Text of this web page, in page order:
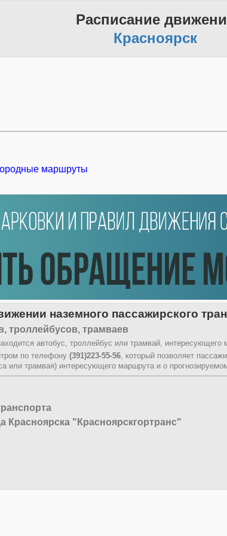
Расписание
Красноярск
маршруты
наземного пассажирского
троллейбусов, трамваев
автобус, троллейбус или трамвай, интересующего
по телефону (391)223-55-56, который позволяет
или трамвая) интересующего маршрута и о
Красноярска "Красноярскгортранс"